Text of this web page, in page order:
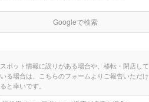
Googleで検索
スポット情報に誤りがある場合や、移転・閉店して
いる場合は、こちらのフォームよりご報告いただけ
ると幸いです。